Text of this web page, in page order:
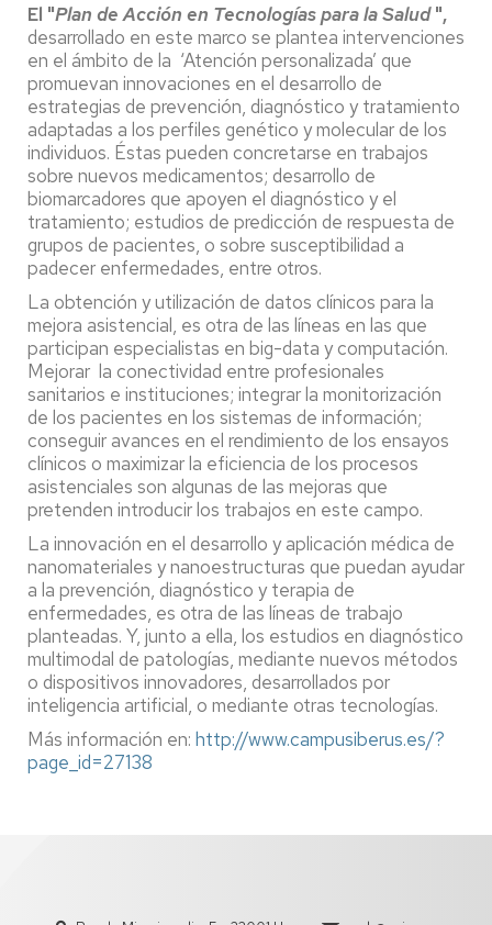
El "Plan de Acción en Tecnologías para la Salud",
desarrollado en este marco se plantea intervenciones
en el ámbito de la ‘Atención personalizada’ que
promuevan innovaciones en el desarrollo de
estrategias de prevención, diagnóstico y tratamiento
adaptadas a los perfiles genético y molecular de los
individuos. Éstas pueden concretarse en trabajos
sobre nuevos medicamentos; desarrollo de
biomarcadores que apoyen el diagnóstico y el
tratamiento; estudios de predicción de respuesta de
grupos de pacientes, o sobre susceptibilidad a
padecer enfermedades, entre otros.
La obtención y utilización de datos clínicos para la
mejora asistencial, es otra de las líneas en las que
participan especialistas en big-data y computación.
Mejorar la conectividad entre profesionales
sanitarios e instituciones; integrar la monitorización
de los pacientes en los sistemas de información;
conseguir avances en el rendimiento de los ensayos
clínicos o maximizar la eficiencia de los procesos
asistenciales son algunas de las mejoras que
pretenden introducir los trabajos en este campo.
La innovación en el desarrollo y aplicación médica de
nanomateriales y nanoestructuras que puedan ayudar
a la prevención, diagnóstico y terapia de
enfermedades, es otra de las líneas de trabajo
planteadas. Y, junto a ella, los estudios en diagnóstico
multimodal de patologías, mediante nuevos métodos
o dispositivos innovadores, desarrollados por
inteligencia artificial, o mediante otras tecnologías.
Más información en: http://www.campusiberus.es/?
page_id=27138